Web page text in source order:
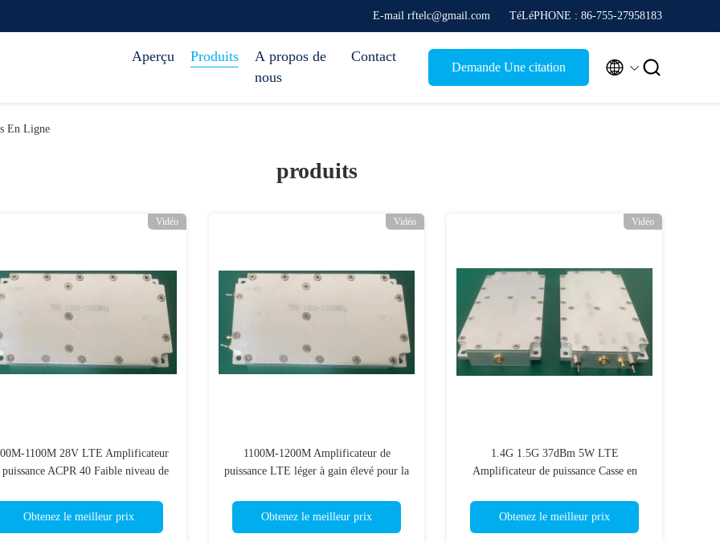
E-mail rftelc@gmail.com TéLéPHONE : 86-755-27958183
Aperçu Produits
A propos de
nous
Contact
Demande Une citation  
En Ligne
produits
Vidéo
1100M 28V LTE Amplificateur
puissance ACPR 40 Faible niveau de
Obtenez le meilleur prix
Vidéo
1100M-1200M Amplificateur de
puissance LTE léger à gain élevé pour la
Obtenez le meilleur prix
Vidéo
1.4G 1.5G 37dBm 5W LTE
Amplificateur de puissance Casse en
Obtenez le meilleur prix